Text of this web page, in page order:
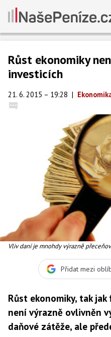
Růst ekonomiky
investicích
21. 6. 2015 – 19:28 |
Vliv daní je mnohdy výrazně
žádný výrazný vliv. To platí i o jiných
zemích. Foto:SXC
Přidat mezi
Růst ekonomiky, tak
není výrazně ovlivněn
daňové zátěže, ale